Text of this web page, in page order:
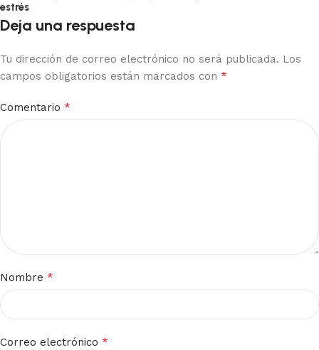
estrés
Deja una respuesta
Tu dirección de correo electrónico no será publicada. Los
campos obligatorios están marcados con *
Comentario *
Nombre *
Correo electrónico *